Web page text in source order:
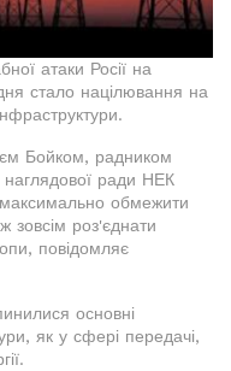
атаки Росії на
стало націлювання на
Бойком, радником
наглядової ради НЕК
обмежити
зовсім роз'єднати
повідомляє
основні
як у сфері передачі,